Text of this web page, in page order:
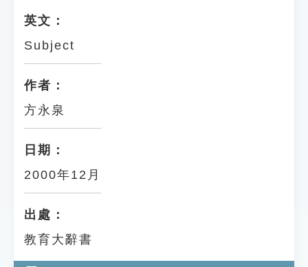
英文：
Subject
作者：
方永泉
日期：
2000年12月
出處：
教育大辭書